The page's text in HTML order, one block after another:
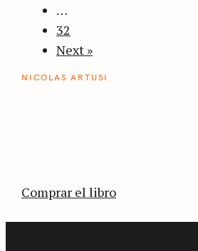
…
32
Next »
NICOLAS ARTUSI
Comprar el libro